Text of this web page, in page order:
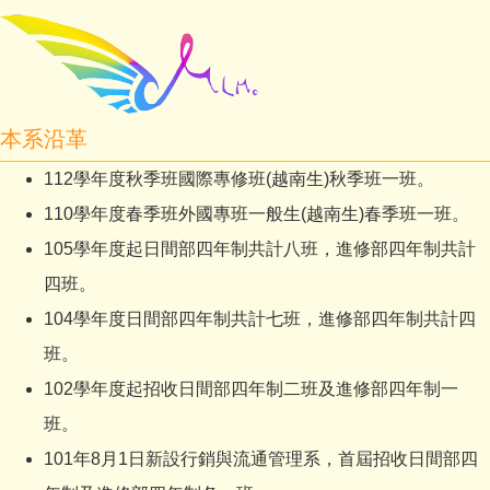
本系沿革
112學年度秋季班國際專修班(越南生)秋季班一班。
110學年度春季班外國專班一般生(越南生)春季班一班。
105學年度起日間部四年制共計八班，進修部四年制共計
四班。
104學年度日間部四年制共計七班，進修部四年制共計四
班。
102學年度起招收日間部四年制二班及進修部四年制一
班。
101年8月1日新設行銷與流通管理系，首屆招收日間部四